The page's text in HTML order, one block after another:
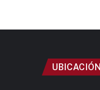
UBICACIÓN